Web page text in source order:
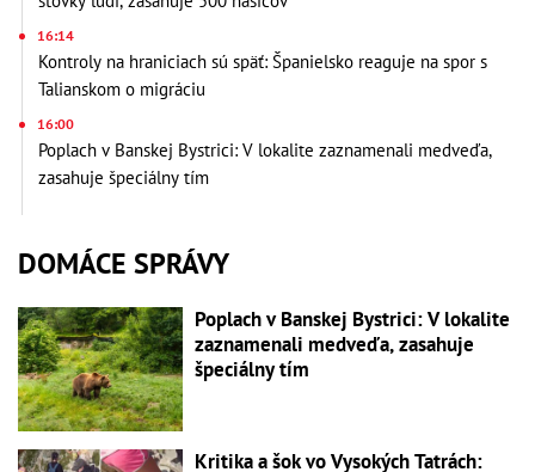
16:14
Kontroly na hraniciach sú späť: Španielsko reaguje na spor s
Talianskom o migráciu
16:00
Poplach v Banskej Bystrici: V lokalite zaznamenali medveďa,
zasahuje špeciálny tím
DOMÁCE SPRÁVY
Poplach v Banskej Bystrici: V lokalite
zaznamenali medveďa, zasahuje
špeciálny tím
Kritika a šok vo Vysokých Tatrách: